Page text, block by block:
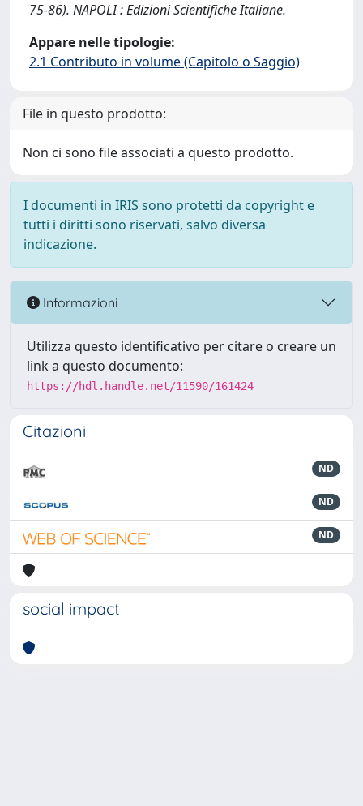
75-86). NAPOLI : Edizioni Scientifiche Italiane.
Appare nelle tipologie:
2.1 Contributo in volume (Capitolo o Saggio)
File in questo prodotto:
Non ci sono file associati a questo prodotto.
I documenti in IRIS sono protetti da copyright e
tutti i diritti sono riservati, salvo diversa
indicazione.
Informazioni
Utilizza questo identificativo per citare o creare un
link a questo documento:
https://hdl.handle.net/11590/161424
Citazioni
ND
ND
ND
social impact